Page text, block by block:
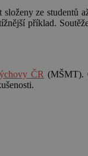
ze studentů
příklad.
ČR (MŠMT).